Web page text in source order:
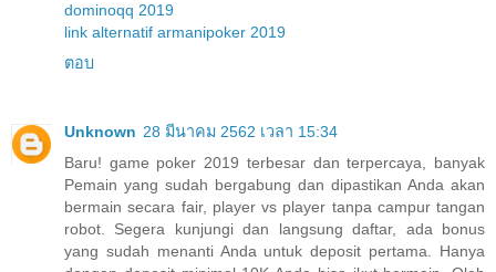
dominoqq 2019
link alternatif armanipoker 2019
ตอบ
Unknown 28 มีนาคม 2562 เวลา 15:34
Baru! game poker 2019 terbesar dan terpercaya, banyak
Pemain yang sudah bergabung dan dipastikan Anda akan
bermain secara fair, player vs player tanpa campur tangan
robot. Segera kunjungi dan langsung daftar, ada bonus
yang sudah menanti Anda untuk deposit pertama. Hanya